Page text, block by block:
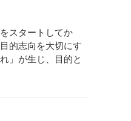
スタートしてか
的志向を大切にす
」が生じ、目的と